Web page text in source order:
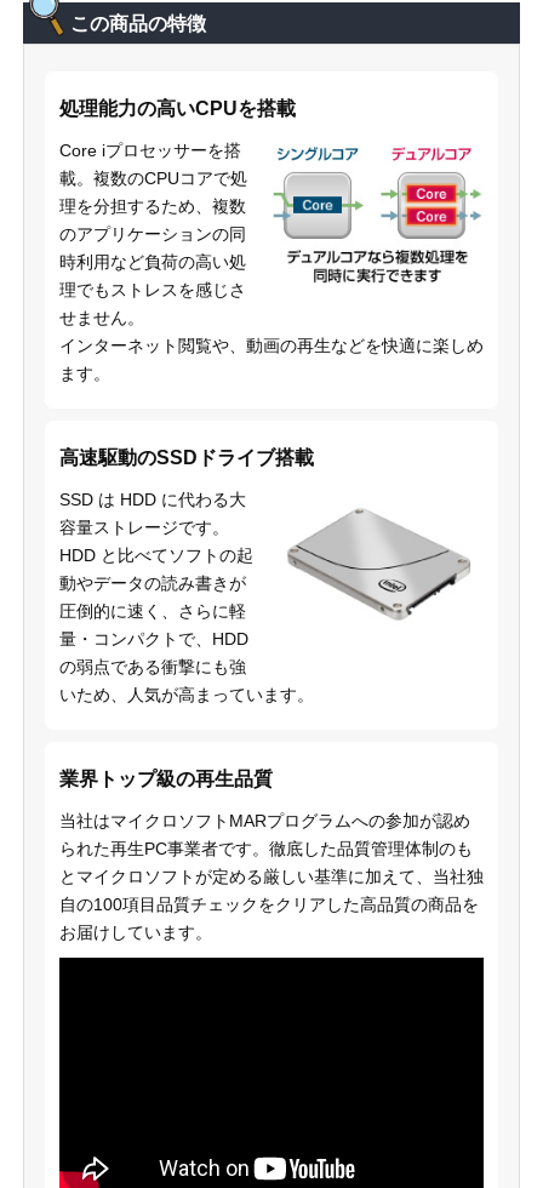
この商品の特徴
処理能力の高いCPUを搭載
Core iプロセッサーを搭
載。複数のCPUコアで処
理を分担するため、複数
のアプリケーションの同
時利用など負荷の高い処
理でもストレスを感じさ
せません。
インターネット閲覧や、動画の再生などを快適に楽しめ
ます。
高速駆動のSSDドライブ搭載
SSD は HDD に代わる大
容量ストレージです。
HDD と比べてソフトの起
動やデータの読み書きが
圧倒的に速く、さらに軽
量・コンパクトで、HDD
の弱点である衝撃にも強
いため、人気が高まっています。
業界トップ級の再生品質
当社はマイクロソフトMARプログラムへの参加が認め
られた再生PC事業者です。徹底した品質管理体制のも
とマイクロソフトが定める厳しい基準に加えて、当社独
自の100項目品質チェックをクリアした高品質の商品を
お届けしています。